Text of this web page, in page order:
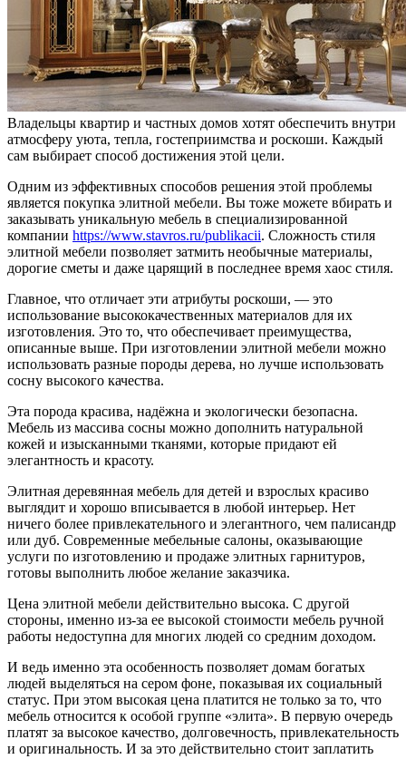
Владельцы квартир и частных домов хотят обеспечить внутри
атмосферу уюта, тепла, гостеприимства и роскоши. Каждый
сам выбирает способ достижения этой цели.
Одним из эффективных способов решения этой проблемы
является покупка элитной мебели. Вы тоже можете вбирать и
заказывать уникальную мебель в специализированной
компании https://www.stavros.ru/publikacii. Сложность стиля
элитной мебели позволяет затмить необычные материалы,
дорогие сметы и даже царящий в последнее время хаос стиля.
Главное, что отличает эти атрибуты роскоши, — это
использование высококачественных материалов для их
изготовления. Это то, что обеспечивает преимущества,
описанные выше. При изготовлении элитной мебели можно
использовать разные породы дерева, но лучше использовать
сосну высокого качества.
Эта порода красива, надёжна и экологически безопасна.
Мебель из массива сосны можно дополнить натуральной
кожей и изысканными тканями, которые придают ей
элегантность и красоту.
Элитная деревянная мебель для детей и взрослых красиво
выглядит и хорошо вписывается в любой интерьер. Нет
ничего более привлекательного и элегантного, чем палисандр
или дуб. Современные мебельные салоны, оказывающие
услуги по изготовлению и продаже элитных гарнитуров,
готовы выполнить любое желание заказчика.
Цена элитной мебели действительно высока. С другой
стороны, именно из-за ее высокой стоимости мебель ручной
работы недоступна для многих людей со средним доходом.
И ведь именно эта особенность позволяет домам богатых
людей выделяться на сером фоне, показывая их социальный
статус. При этом высокая цена платится не только за то, что
мебель относится к особой группе «элита». В первую очередь
платят за высокое качество, долговечность, привлекательность
и оригинальность. И за это действительно стоит заплатить